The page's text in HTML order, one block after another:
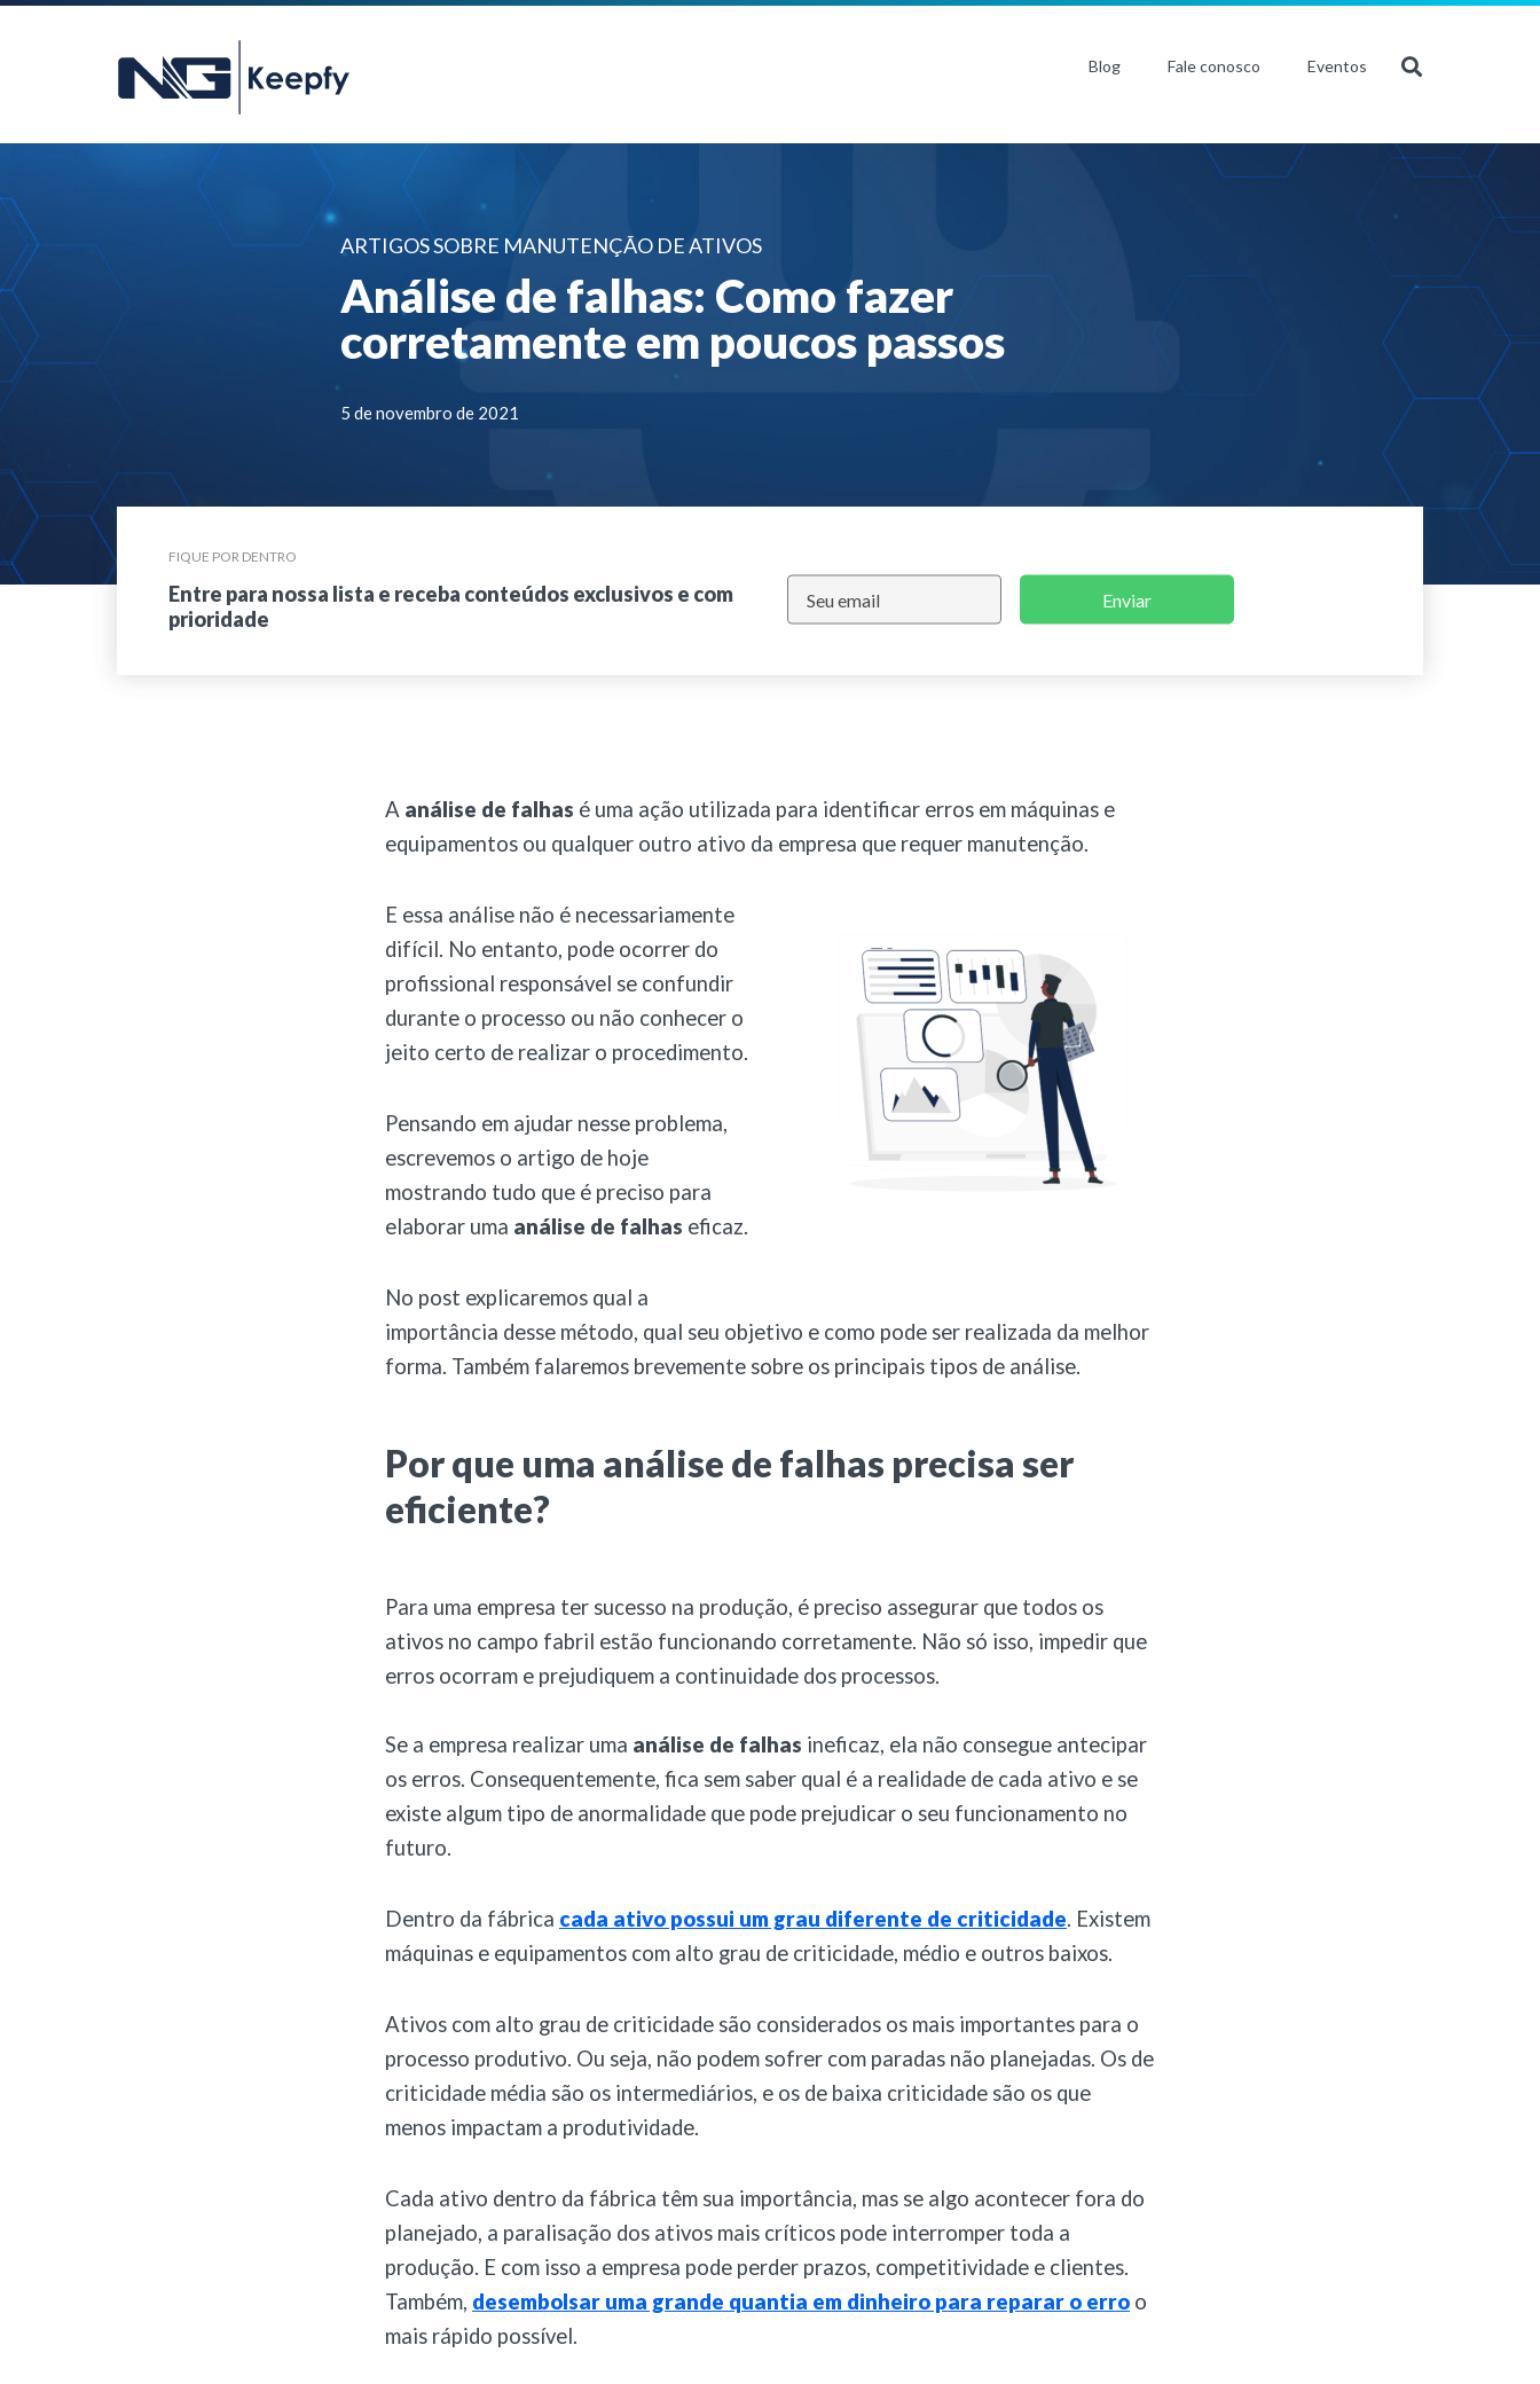
Blog Fale conosco Eventos
ARTIGOS SOBRE MANUTENÇÃO DE ATIVOS
Análise de falhas: Como fazer
corretamente em poucos passos
5 de novembro de 2021
FIQUE POR DENTRO
Entre para nossa lista e receba conteúdos exclusivos e com
prioridade
Enviar
A análise de falhas é uma ação utilizada para identificar erros em máquinas e
equipamentos ou qualquer outro ativo da empresa que requer manutenção.
E essa análise não é necessariamente
difícil. No entanto, pode ocorrer do
profissional responsável se confundir
durante o processo ou não conhecer o
jeito certo de realizar o procedimento.
Pensando em ajudar nesse problema,
escrevemos o artigo de hoje
mostrando tudo que é preciso para
elaborar uma análise de falhas eficaz.
No post explicaremos qual a
importância desse método, qual seu objetivo e como pode ser realizada da melhor
forma. Também falaremos brevemente sobre os principais tipos de análise.
Por que uma análise de falhas precisa ser
eficiente?
Para uma empresa ter sucesso na produção, é preciso assegurar que todos os
ativos no campo fabril estão funcionando corretamente. Não só isso, impedir que
erros ocorram e prejudiquem a continuidade dos processos.
Se a empresa realizar uma análise de falhas ineficaz, ela não consegue antecipar
os erros. Consequentemente, fica sem saber qual é a realidade de cada ativo e se
existe algum tipo de anormalidade que pode prejudicar o seu funcionamento no
futuro.
Dentro da fábrica cada ativo possui um grau diferente de criticidade. Existem
máquinas e equipamentos com alto grau de criticidade, médio e outros baixos.
Ativos com alto grau de criticidade são considerados os mais importantes para o
processo produtivo. Ou seja, não podem sofrer com paradas não planejadas. Os de
criticidade média são os intermediários, e os de baixa criticidade são os que
menos impactam a produtividade.
Cada ativo dentro da fábrica têm sua importância, mas se algo acontecer fora do
planejado, a paralisação dos ativos mais críticos pode interromper toda a
produção. E com isso a empresa pode perder prazos, competitividade e clientes.
Também, desembolsar uma grande quantia em dinheiro para reparar o erro o
mais rápido possível.